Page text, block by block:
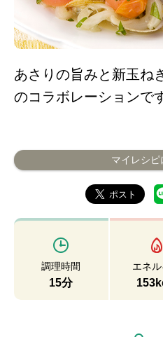
あさりの旨みと新玉ね
のコラボレーションで
マイレシピ
調理時間
15分
エネ